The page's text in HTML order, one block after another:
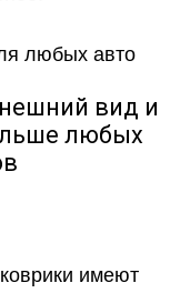
вид и
любых
имеют